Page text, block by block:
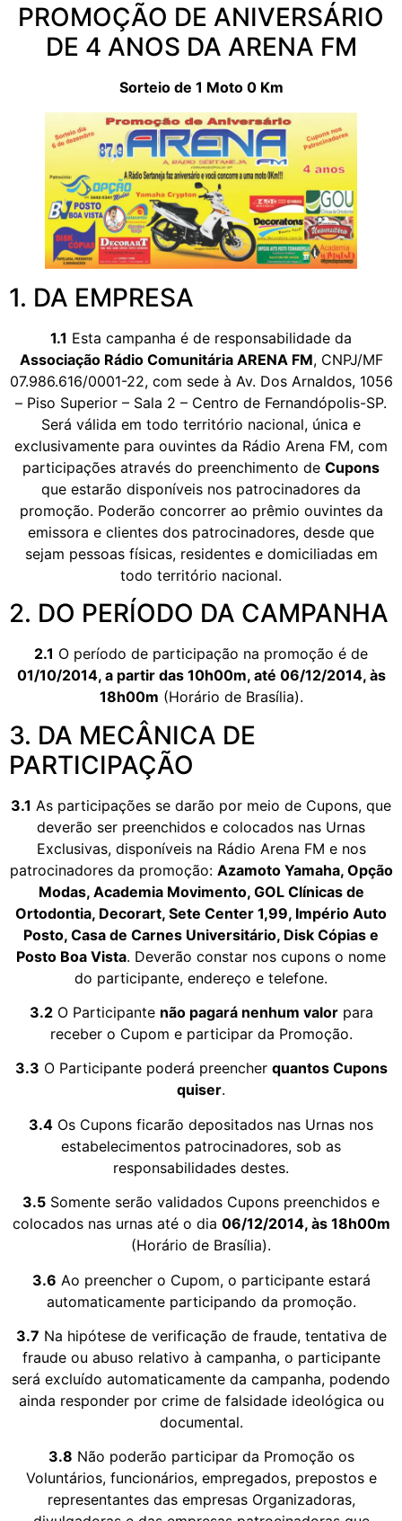
PROMOÇÃO DE ANIVERSÁRIO
DE 4 ANOS DA ARENA FM
Sorteio de 1 Moto 0 Km
1. DA EMPRESA
1.1 Esta campanha é de responsabilidade da
Associação Rádio Comunitária ARENA FM, CNPJ/MF
07.986.616/0001-22, com sede à Av. Dos Arnaldos, 1056
– Piso Superior – Sala 2 – Centro de Fernandópolis-SP.
Será válida em todo território nacional, única e
exclusivamente para ouvintes da Rádio Arena FM, com
participações através do preenchimento de Cupons
que estarão disponíveis nos patrocinadores da
promoção. Poderão concorrer ao prêmio ouvintes da
emissora e clientes dos patrocinadores, desde que
sejam pessoas físicas, residentes e domiciliadas em
todo território nacional.
2. DO PERÍODO DA CAMPANHA
2.1 O período de participação na promoção é de
01/10/2014, a partir das 10h00m, até 06/12/2014, às
18h00m (Horário de Brasília).
3. DA MECÂNICA DE
PARTICIPAÇÃO
3.1 As participações se darão por meio de Cupons, que
deverão ser preenchidos e colocados nas Urnas
Exclusivas, disponíveis na Rádio Arena FM e nos
patrocinadores da promoção: Azamoto Yamaha, Opção
Modas, Academia Movimento, GOL Clínicas de
Ortodontia, Decorart, Sete Center 1,99, Império Auto
Posto, Casa de Carnes Universitário, Disk Cópias e
Posto Boa Vista. Deverão constar nos cupons o nome
do participante, endereço e telefone.
3.2O Participante não pagará nenhum valorpara
receber o Cupom e participar da Promoção.
3.3 O Participante poderá preencher quantos Cupons
quiser.
3.4 Os Cupons ficarão depositados nas Urnas nos
estabelecimentos patrocinadores, sob as
responsabilidades destes.
3.5 Somente serão validados Cupons preenchidos e
colocados nas urnas até o dia 06/12/2014, às 18h00m
(Horário de Brasília).
3.6 Ao preencher o Cupom, o participante estará
automaticamente participando da promoção.
3.7 Na hipótese de verificação de fraude, tentativa de
fraude ou abuso relativo à campanha, o participante
será excluído automaticamente da campanha, podendo
ainda responder por crime de falsidade ideológica ou
documental.
3.8 Não poderão participar da Promoção os
Voluntários, funcionários, empregados, prepostos e
representantes das empresas Organizadoras,